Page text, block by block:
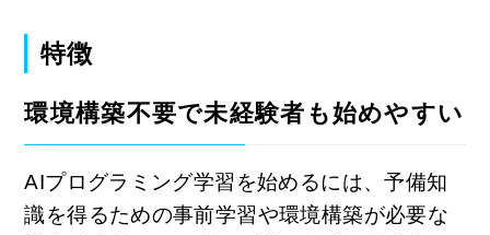
特徴
環境構築不要で未経験者も始めやすい
AIプログラミング学習を始めるには、予備知
識を得るための事前学習や環境構築が必要な